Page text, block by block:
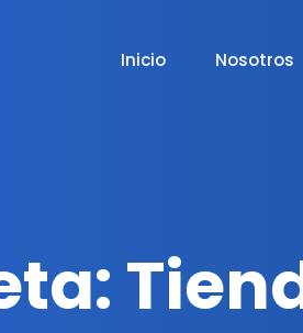
Inicio Nosotros